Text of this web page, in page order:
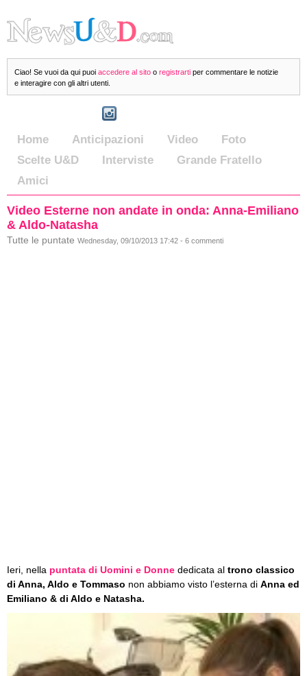
Ciao! Se vuoi da qui puoi accedere al sito o registrarti per commentare le notizie
e interagire con gli altri utenti.
Home Anticipazioni Video
Foto
Scelte U&D
Interviste
Grande Fratello
Amici
Video Esterne non andate in onda: Anna-Emiliano
& Aldo-Natasha
Tutte le puntate Wednesday, 09/10/2013 17:42 - 6 commenti
Ieri, nella puntata di Uomini e Donne dedicata al trono classico
di Anna, Aldo e Tommaso non abbiamo visto l’esterna di Anna ed
Emiliano & di Aldo e Natasha.